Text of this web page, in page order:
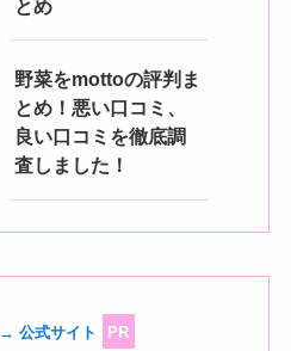
とめ
野菜をmottoの評判ま
とめ！悪い口コミ、
良い口コミを徹底調
査しました！
→ 公式サイト PR